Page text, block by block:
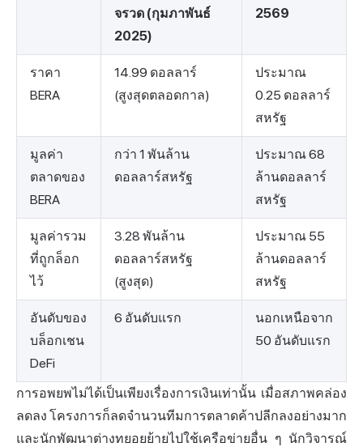
จรวด (กุมภาพันธ์
2025)
2569
ราคา
BERA
14.99 ดอลลาร์
(สูงสุดตลอดกาล)
ประมาณ
0.25 ดอลลาร์
สหรัฐ
มูลค่า
ตลาดของ
BERA
กว่า 1 พันล้าน
ดอลลาร์สหรัฐ
ประมาณ 68
ล้านดอลลาร์
สหรัฐ
มูลค่ารวม
ที่ถูกล็อก
ไว้
3.28 พันล้าน
ดอลลาร์สหรัฐ
(สูงสุด)
ประมาณ 55
ล้านดอลลาร์
สหรัฐ
อันดับของ
บล็อกเชน
DeFi
6 อันดับแรก
นอกเหนือจาก
50 อันดับแรก
การอพยพไม่ได้เป็นเพียงเรื่องการเงินเท่านั้น เมื่อสภาพคล่อง
ลดลง โครงการก็ลดจำนวนทีมการตลาดค้าปลีกลงอย่างมาก
และนักพัฒนาต่างทยอยย้ายไปใช้เครือข่ายอื่น ๆ นักวิจารณ์